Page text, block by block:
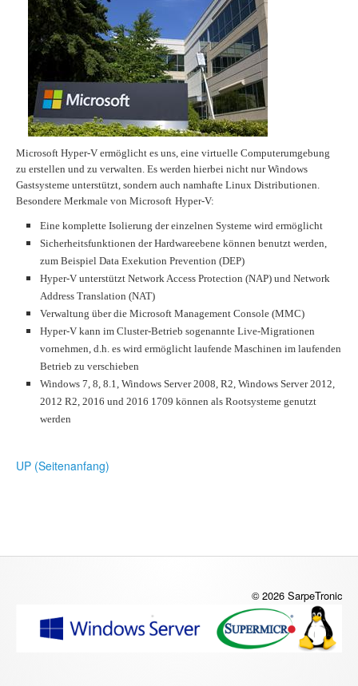
Microsoft Hyper-V ermöglicht es uns, eine virtuelle Computerumgebung
zu erstellen und zu verwalten. Es werden hierbei nicht nur Windows
Gastsysteme unterstützt, sondern auch namhafte Linux Distributionen.
Besondere Merkmale von Microsoft Hyper-V:
Eine komplette Isolierung der einzelnen Systeme wird ermöglicht
Sicherheitsfunktionen der Hardwareebene können benutzt werden,
zum Beispiel Data Exekution Prevention (DEP)
Hyper-V unterstützt Network Access Protection (NAP) und Network
Address Translation (NAT)
Verwaltung über die Microsoft Management Console (MMC)
Hyper-V kann im Cluster-Betrieb sogenannte Live-Migrationen
vornehmen, d.h. es wird ermöglicht laufende Maschinen im laufenden
Betrieb zu verschieben
Windows 7, 8, 8.1, Windows Server 2008, R2, Windows Server 2012,
2012 R2, 2016 und 2016 1709 können als Rootsysteme genutzt
werden
UP (Seitenanfang)
© 2026 SarpeTronic